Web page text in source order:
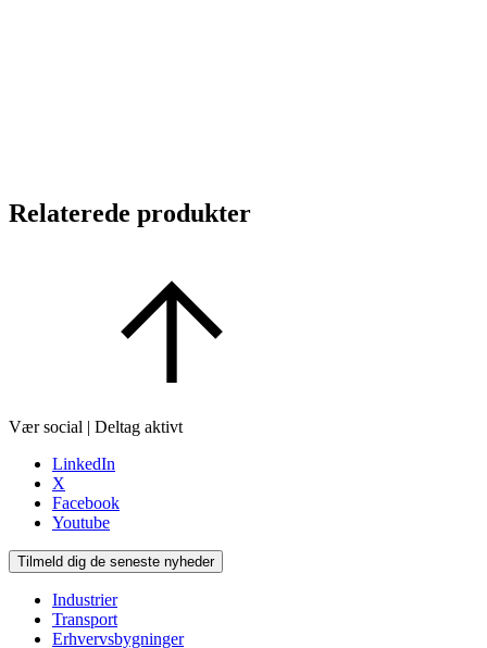
Relaterede produkter
Vær social | Deltag aktivt
LinkedIn
X
Facebook
Youtube
Tilmeld dig de seneste nyheder
Industrier
Transport
Erhvervsbygninger